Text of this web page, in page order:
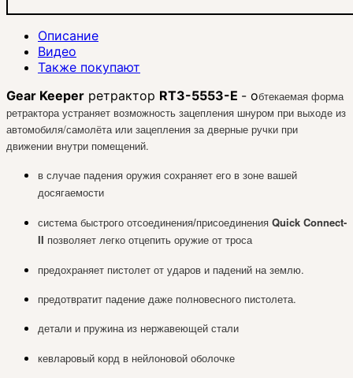
Описание
Видео
Также покупают
Gear Keeper ретрактор RT3-5553-E - обтекаемая форма
ретрактора устраняет возможность зацепления шнуром при выходе из
автомобиля/самолёта или зацепления за дверные ручки при
движении внутри помещений.
в случае падения оружия сохраняет его в зоне вашей
досягаемости
система быстрого отсоединения/присоединения Quick Connect-
II позволяет легко отцепить оружие от троса
предохраняет пистолет от ударов и падений на землю.
предотвратит падение даже полновесного пистолета.
детали и пружина из нержавеющей стали
кевларовый корд в нейлоновой оболочке